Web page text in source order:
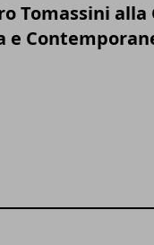
Tomassini alla
e